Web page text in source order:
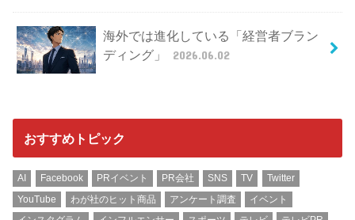
海外では進化している「経営者ブラン
ディング」
2026.06.02
おすすめトピック
AI Facebook PRイベント PR会社 SNS TV
Twitter
YouTube
わが社のヒット商品 アンケート調査
イベント